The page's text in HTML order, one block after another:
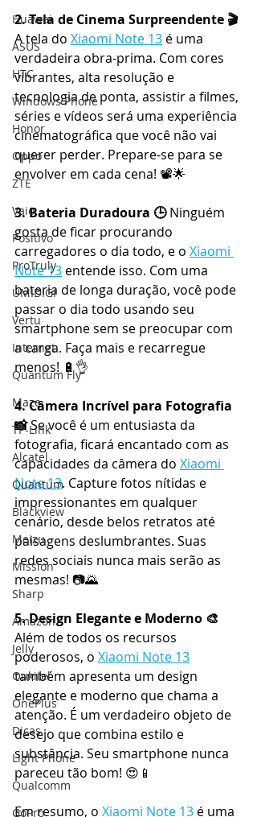
Huawei
ASUS
HTC
Windows Phone
Honor
Oppo
ZTE
Vaio
Positivo
ProTruly
UMIDIGI
Vertu
Internet
Quantum Fly
Maze
TP-Link
Alcatel
Quantum
Blackview
Meizu
Mission
Sharp
Amazon
Jelly
Oukitel
OnePlus
Dicas
Light Phone
Qualcomm
GoPro
2. Tela de Cinema Surpreendente 🎬
A tela do Xiaomi Note 13 é uma
verdadeira obra-prima. Com cores
vibrantes, alta resolução e
tecnologia de ponta, assistir a filmes,
séries e vídeos será uma experiência
cinematográfica que você não vai
querer perder. Prepare-se para se
envolver em cada cena! 📽️🌟
3. Bateria Duradoura 🕒 Ninguém
gosta de ficar procurando
carregadores o dia todo, e o Xiaomi
Note 13 entende isso. Com uma
bateria de longa duração, você pode
passar o dia todo usando seu
smartphone sem se preocupar com
a carga. Faça mais e recarregue
menos! 🔋👌
4. Câmera Incrível para Fotografia
📸 Se você é um entusiasta da
fotografia, ficará encantado com as
capacidades da câmera do Xiaomi
Note 13. Capture fotos nítidas e
impressionantes em qualquer
cenário, desde belos retratos até
paisagens deslumbrantes. Suas
redes sociais nunca mais serão as
mesmas! 📷🌄
5. Design Elegante e Moderno 🎨
Além de todos os recursos
poderosos, o Xiaomi Note 13
também apresenta um design
elegante e moderno que chama a
atenção. É um verdadeiro objeto de
desejo que combina estilo e
substância. Seu smartphone nunca
pareceu tão bom! 😍📱
Em resumo, o Xiaomi Note 13 é uma